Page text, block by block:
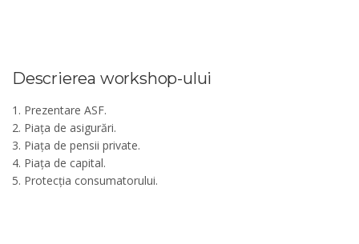
Descrierea workshop-ului
1. Prezentare ASF.
2. Piața de asigurări.
3. Piața de pensii private.
4. Piața de capital.
5. Protecția consumatorului.